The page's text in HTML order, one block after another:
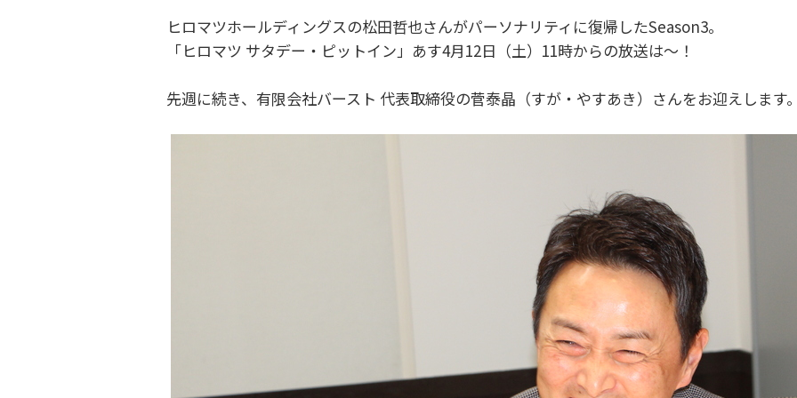
ヒロマツホールディングスの松田哲也さんがパーソナリティに復帰したSeason3。
「ヒロマツ サタデー・ピットイン」あす4月12日（土）11時からの放送は～！
先週に続き、有限会社バースト 代表取締役の菅泰晶（すが・やすあき）さんをお迎えします